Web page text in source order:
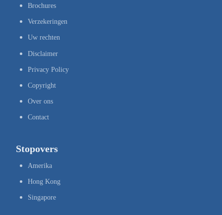
Brochures
Verzekeringen
Uw rechten
Disclaimer
Privacy Policy
Copyright
Over ons
Contact
Stopovers
Amerika
Hong Kong
Singapore